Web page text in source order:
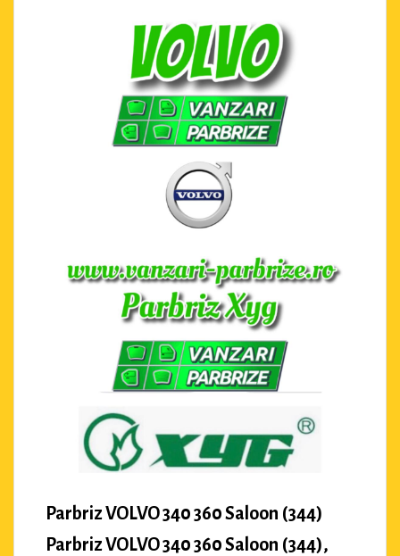
Parbriz VOLVO 340 360 Saloon (344)
Parbriz VOLVO 340 360 Saloon (344),